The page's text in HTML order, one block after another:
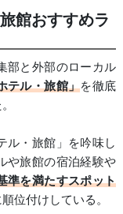
館おすすめラ
部と外部のローカル
テル・旅館」を徹底
ル・旅館」を吟味し
や旅館の宿泊経験や
準を満たすスポット
位付けしている。